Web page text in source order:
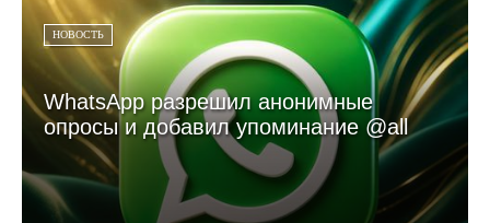
НОВОСТЬ
WhatsApp разрешил анонимные
опросы и добавил упоминание @all